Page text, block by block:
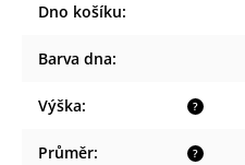
Dno košíku:
Barva dna:
?
Výška:
?
Průměr: